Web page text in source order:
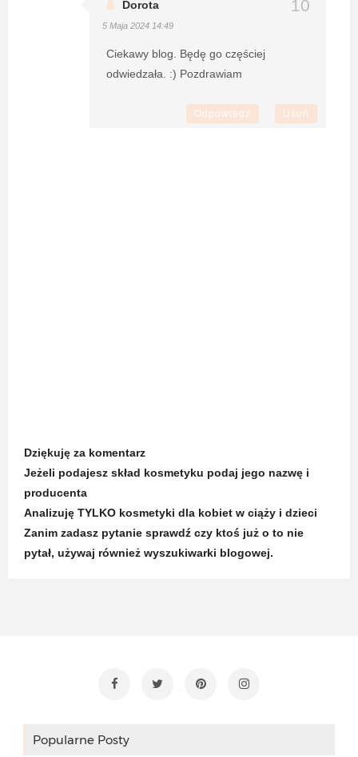
Dorota
5 Maja 2024 14:49
Ciekawy blog. Będę go częściej
odwiedzała. :) Pozdrawiam
Odpowiedz Usuń
Dziękuję za komentarz
Jeżeli podajesz skład kosmetyku podaj jego nazwę i
producenta
Analizuję TYLKO kosmetyki dla kobiet w ciąży i dzieci
Zanim zadasz pytanie sprawdź czy ktoś już o to nie
pytał, używaj również wyszukiwarki blogowej.
Popularne Posty